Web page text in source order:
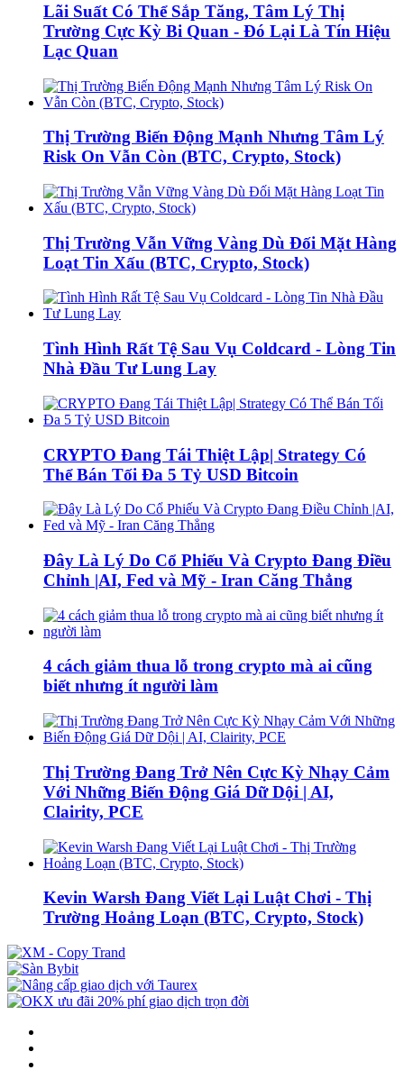
Lãi Suất Có Thể Sắp Tăng, Tâm Lý Thị
Trường Cực Kỳ Bi Quan - Đó Lại Là Tín Hiệu
Lạc Quan
Thị Trường Biến Động Mạnh Nhưng Tâm Lý
Risk On Vẫn Còn (BTC, Crypto, Stock)
Thị Trường Vẫn Vững Vàng Dù Đối Mặt Hàng
Loạt Tin Xấu (BTC, Crypto, Stock)
Tình Hình Rất Tệ Sau Vụ Coldcard - Lòng Tin
Nhà Đầu Tư Lung Lay
CRYPTO Đang Tái Thiệt Lập| Strategy Có
Thể Bán Tối Đa 5 Tỷ USD Bitcoin
Đây Là Lý Do Cổ Phiếu Và Crypto Đang Điều
Chỉnh |AI, Fed và Mỹ - Iran Căng Thẳng
4 cách giảm thua lỗ trong crypto mà ai cũng
biết nhưng ít người làm
Thị Trường Đang Trở Nên Cực Kỳ Nhạy Cảm
Với Những Biến Động Giá Dữ Dội | AI,
Clairity, PCE
Kevin Warsh Đang Viết Lại Luật Chơi - Thị
Trường Hoảng Loạn (BTC, Crypto, Stock)